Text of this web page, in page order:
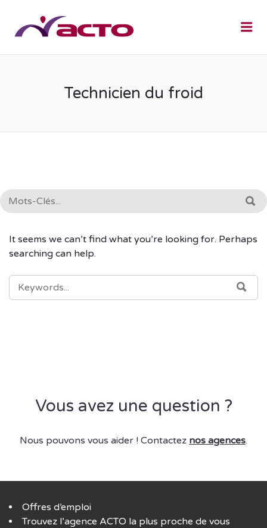
Technicien du froid
RECHERCHE:
It seems we can’t find what you’re looking for. Perhaps
searching can help.
SEARCH
FOR:
Vous avez une question ?
Nous pouvons vous aider ! Contactez nos agences.
Offres d’emploi
Trouvez l’agence ACTO la plus proche de vous